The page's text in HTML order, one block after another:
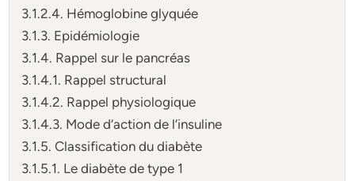
3.1.2.4. Hémoglobine glyquée
3.1.3. Epidémiologie
3.1.4. Rappel sur le pancréas
3.1.4.1. Rappel structural
3.1.4.2. Rappel physiologique
3.1.4.3. Mode d’action de l’insuline
3.1.5. Classification du diabète
3.1.5.1. Le diabète de type 1